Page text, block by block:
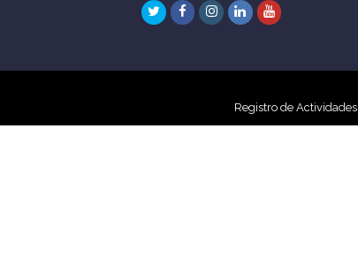
TwitterFacebook
Instagram
LinkedInYoutube
Registro de Actividades